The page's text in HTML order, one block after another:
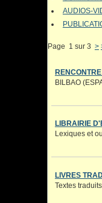
AUDIOS-
Page 1 sur 3 >
BILBAO
LIBRAIRIE
Lexiques et
LIVRES
Textes